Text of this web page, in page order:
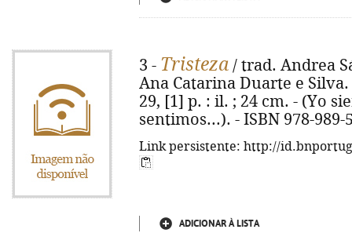
3 - Tristeza / trad. Andrea
Ana Catarina Duarte e Silva.
29, [1] p. : il. ; 24 cm. - (Yo
sentimos...). - ISBN 978-989-
Link persistente: http://
ADICIONAR À LISTA